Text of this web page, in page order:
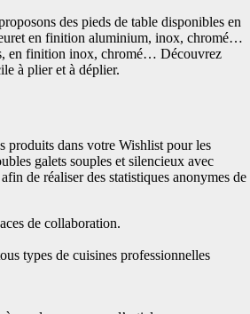
des pieds de table disponibles en
en finition aluminium, inox, chromé…
en finition inox, chromé… Découvrez
à plier et à déplier.
produits dans votre Wishlist pour les
galets souples et silencieux avec
de réaliser des statistiques anonymes de
de collaboration.
types de cuisines professionnelles